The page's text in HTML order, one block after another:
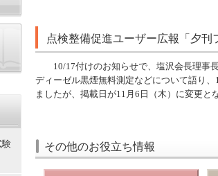
点検整備促進ユーザー広報「夕
10/17付けのお知らせで、塩沢会長理事長
ディーゼル黒煙無料測定などについて語り
ましたが、掲載日が11月6日（木）に変更と
その他のお役立ち情報
験